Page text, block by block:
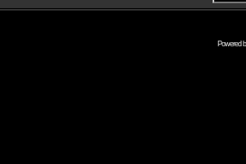
Powered